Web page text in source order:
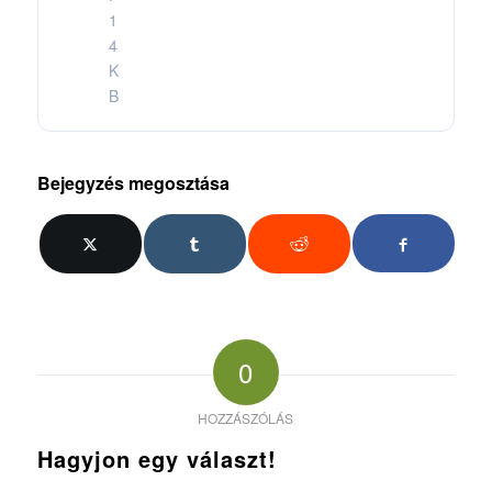
1
4
K
B
Bejegyzés megosztása
0
HOZZÁSZÓLÁS
Hagyjon egy választ!